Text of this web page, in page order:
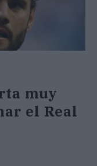
muy
el Real